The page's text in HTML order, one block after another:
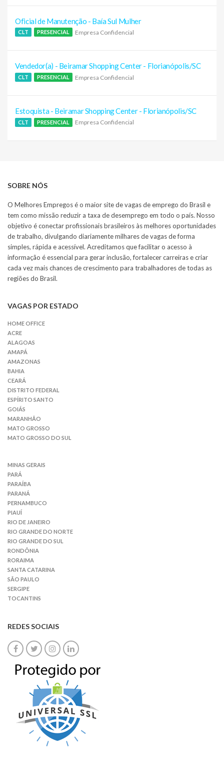
Oficial de Manutenção - Baía Sul Mulher
CLT PRESENCIAL Empresa Confidencial
Vendedor(a) - Beiramar Shopping Center - Florianópolis/SC
CLT PRESENCIAL Empresa Confidencial
Estoquista - Beiramar Shopping Center - Florianópolis/SC
CLT PRESENCIAL Empresa Confidencial
SOBRE NÓS
O Melhores Empregos é o maior site de vagas de emprego do Brasil e
tem como missão reduzir a taxa de desemprego em todo o país. Nosso
objetivo é conectar profissionais brasileiros às melhores oportunidades
de trabalho, divulgando diariamente milhares de vagas de forma
simples, rápida e acessível. Acreditamos que facilitar o acesso à
informação é essencial para gerar inclusão, fortalecer carreiras e criar
cada vez mais chances de crescimento para trabalhadores de todas as
regiões do Brasil.
VAGAS POR ESTADO
HOME OFFICE
ACRE
ALAGOAS
AMAPÁ
AMAZONAS
BAHIA
CEARÁ
DISTRITO FEDERAL
ESPÍRITO SANTO
GOIÁS
MARANHÃO
MATO GROSSO
MATO GROSSO DO SUL
MINAS GERAIS
PARÁ
PARAÍBA
PARANÁ
PERNAMBUCO
PIAUÍ
RIO DE JANEIRO
RIO GRANDE DO NORTE
RIO GRANDE DO SUL
RONDÔNIA
RORAIMA
SANTA CATARINA
SÃO PAULO
SERGIPE
TOCANTINS
REDES SOCIAIS